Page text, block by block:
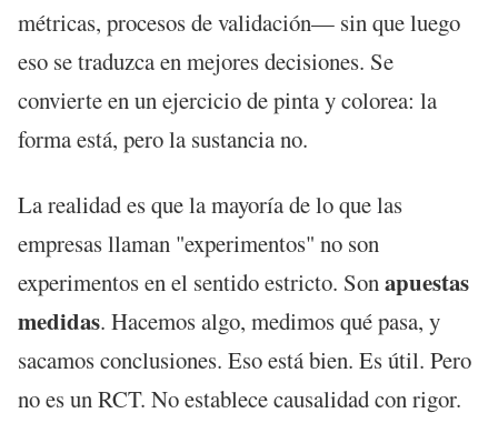
métricas, procesos de validación— sin que luego
eso se traduzca en mejores decisiones. Se
convierte en un ejercicio de pinta y colorea: la
forma está, pero la sustancia no.
La realidad es que la mayoría de lo que las
empresas llaman "experimentos" no son
experimentos en el sentido estricto. Sonapuestas
medidas. Hacemos algo, medimos qué pasa, y
sacamos conclusiones. Eso está bien. Es útil. Pero
no es un RCT. No establece causalidad con rigor.